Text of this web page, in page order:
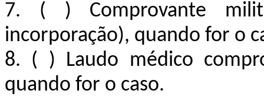
7. ( ) Comprovante
incorporação), quando for o
8. ( ) Laudo médico
quando for o caso.